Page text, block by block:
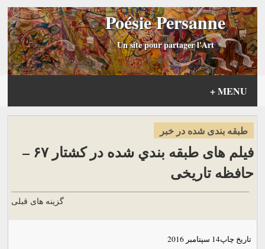
Poésie Persanne
Un site pour partager l'Art
MENU
+
طبقه بندی شده در خبر
فیلم های طبقه بندي شده در کشتار ۶۷ –
حافظه تاریخی
گزینه های قبلی
تاریخ چاپ14 سپتامبر 2016